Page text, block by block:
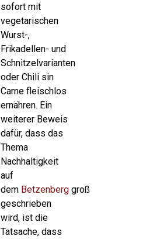
sofort mit
vegetarischen
Wurst-,
Frikadellen- und
Schnitzelvarianten
oder Chili sin
Carne fleischlos
ernähren. Ein
weiterer Beweis
dafür, dass das
Thema
Nachhaltigkeit
auf
dem Betzenberggroß
geschrieben
wird, ist die
Tatsache, dass